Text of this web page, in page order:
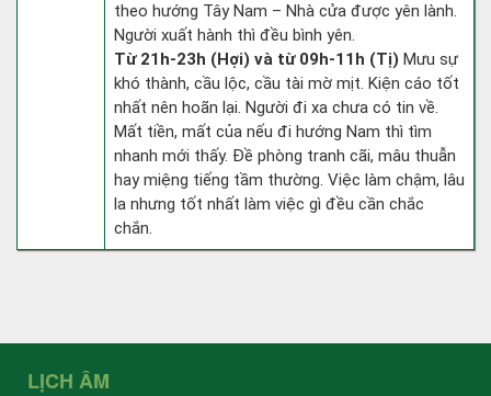
theo hướng Tây Nam – Nhà cửa được yên lành.
Người xuất hành thì đều bình yên.
Từ 21h-23h (Hợi) và từ 09h-11h (Tị) Mưu sự
khó thành, cầu lộc, cầu tài mờ mịt. Kiện cáo tốt
nhất nên hoãn lại. Người đi xa chưa có tin về.
Mất tiền, mất của nếu đi hướng Nam thì tìm
nhanh mới thấy. Đề phòng tranh cãi, mâu thuẫn
hay miệng tiếng tầm thường. Việc làm chậm, lâu
la nhưng tốt nhất làm việc gì đều cần chắc
chắn.
LỊCH ÂM